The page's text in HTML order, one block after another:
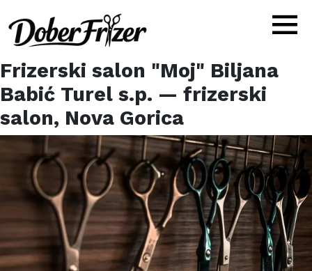
Frizerski salon "Moj" Biljana
Babić Turel s.p. — frizerski
salon, Nova Gorica